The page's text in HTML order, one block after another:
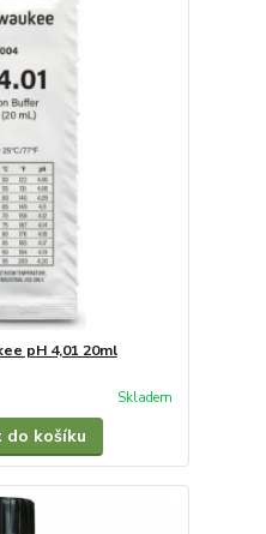
pH 4,01 20ml
Skladem
do košíku